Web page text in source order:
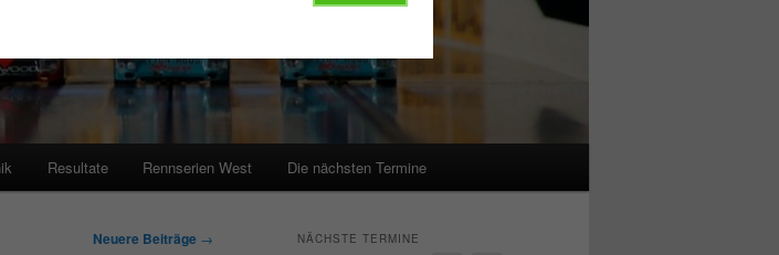
Resultate Rennserien West Die nächsten Termine
Neuere Beiträge →
NÄCHSTE TERMINE